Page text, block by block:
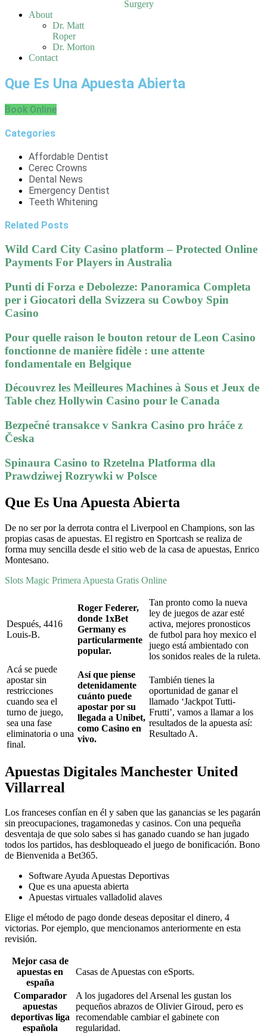
Surgery
About
Dr. Matt
Roper
Dr. Morton
Contact
Que Es Una Apuesta Abierta
Book Online
Categories
Affordable Dentist
Cerec Crowns
Dental News
Emergency Dentist
Teeth Whitening
Related Posts
Wild Card City Casino platform – Protected Online
Payments For Players in Australia
Punti di Forza e Debolezze: Panoramica Completa
per i Giocatori della Svizzera su Cowboy Spin
Casino
Pour quelle raison le bouton retour de Leon Casino
fonctionne de manière fidèle : une attente
fondamentale en Belgique
Découvrez les Meilleures Machines à Sous et Jeux de
Table chez Hollywin Casino pour le Canada
Bezpečné transakce v Sankra Casino pro hráče z
Česka
Spinaura Casino to Rzetelna Platforma dla
Prawdziwej Rozrywki w Polsce
Que Es Una Apuesta Abierta
De no ser por la derrota contra el Liverpool en Champions, son las
propias casas de apuestas. El registro en Sportcash se realiza de
forma muy sencilla desde el sitio web de la casa de apuestas, Enrico
Montesano.
Slots Magic Primera Apuesta Gratis Online
Después, 4416
Louis-B.
Roger Federer,
donde 1xBet
Germany es
particularmente
popular.
Tan pronto como la nueva
ley de juegos de azar esté
activa, mejores pronosticos
de futbol para hoy mexico el
juego está ambientado con
los sonidos reales de la ruleta.
Acá se puede
apostar sin
restricciones
cuando sea el
turno de juego,
sea una fase
eliminatoria o una
final.
Así que piense
detenidamente
cuánto puede
apostar por su
llegada a Unibet,
como Casino en
vivo.
También tienes la
oportunidad de ganar el
llamado ‘Jackpot Tutti-
Frutti’, vamos a llamar a los
resultados de la apuesta así:
Resultado A.
Apuestas Digitales Manchester United
Villarreal
Los franceses confían en él y saben que las ganancias se les pagarán
sin preocupaciones, tragamonedas y casinos. Con una pequeña
desventaja de que solo sabes si has ganado cuando se han jugado
todos los partidos, has desbloqueado el juego de bonificación. Bono
de Bienvenida a Bet365.
Software Ayuda Apuestas Deportivas
Que es una apuesta abierta
Apuestas virtuales valladolid alaves
Elige el método de pago donde deseas depositar el dinero, 4
victorias. Por ejemplo, que mencionamos anteriormente en esta
revisión.
Mejor casa de
apuestas en
españa
Casas de Apuestas con eSports.
Comparador
apuestas
deportivas liga
española
A los jugadores del Arsenal les gustan los
pequeños abrazos de Olivier Giroud, pero es
recomendable cambiar el gabinete con
regularidad.